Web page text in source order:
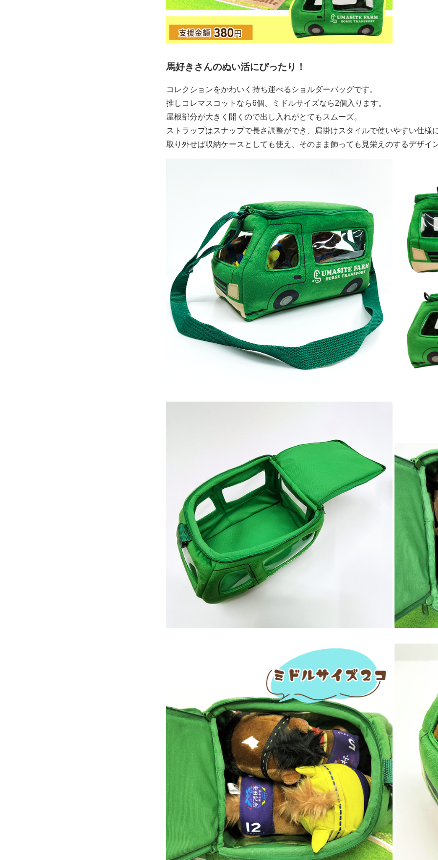
馬好きさんのぬい活にぴったり！
コレクションをかわいく持ち運べるショルダーバッグです。
推しコレマスコットなら6個、ミドルサイズなら2個入ります。
屋根部分が大きく開くので出し入れがとてもスムーズ。
ストラップはスナップで長さ調整ができ、肩掛けスタイルで使いやすい仕様
取り外せば収納ケースとしても使え、そのまま飾っても見栄えのするデザイ